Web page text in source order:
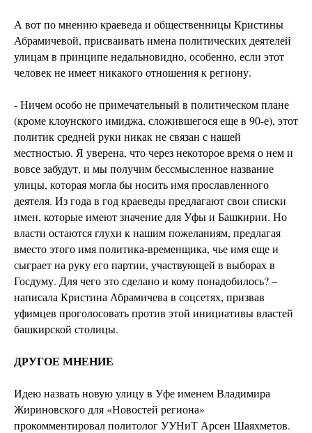
А вот по мнению краеведа и общественницы Кристины
Абрамичевой, присваивать имена политических деятелей
улицам в принципе недальновидно, особенно, если этот
человек не имеет никакого отношения к региону.
- Ничем особо не примечательный в политическом плане
(кроме клоунского имиджа, сложившегося еще в 90-е), этот
политик средней руки никак не связан с нашей
местностью. Я уверена, что через некоторое время о нем и
вовсе забудут, и мы получим бессмысленное название
улицы, которая могла бы носить имя прославленного
деятеля. Из года в год краеведы предлагают свои списки
имен, которые имеют значение для Уфы и Башкирии. Но
власти остаются глухи к нашим пожеланиям, предлагая
вместо этого имя политика-временщика, чье имя еще и
сыграет на руку его партии, участвующей в выборах в
Госдуму. Для чего это сделано и кому понадобилось? –
написала Кристина Абрамичева в соцсетях, призвав
уфимцев проголосовать против этой инициативы властей
башкирской столицы.
ДРУГОЕ МНЕНИЕ
Идею назвать новую улицу в Уфе именем Владимира
Жириновского для «Новостей региона»
прокомментировал политолог УУНиТ Арсен Шаяхметов.